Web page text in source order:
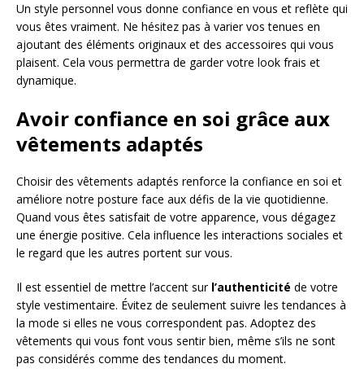
Un style personnel vous donne confiance en vous et reflète qui
vous êtes vraiment. Ne hésitez pas à varier vos tenues en
ajoutant des éléments originaux et des accessoires qui vous
plaisent. Cela vous permettra de garder votre look frais et
dynamique.
Avoir confiance en soi grâce aux
vêtements adaptés
Choisir des vêtements adaptés renforce la confiance en soi et
améliore notre posture face aux défis de la vie quotidienne.
Quand vous êtes satisfait de votre apparence, vous dégagez
une énergie positive. Cela influence les interactions sociales et
le regard que les autres portent sur vous.
Il est essentiel de mettre l’accent sur l’authenticité de votre
style vestimentaire. Évitez de seulement suivre les tendances à
la mode si elles ne vous correspondent pas. Adoptez des
vêtements qui vous font vous sentir bien, même s’ils ne sont
pas considérés comme des tendances du moment.